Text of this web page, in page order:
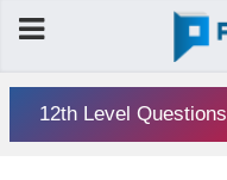
12th Level Questions